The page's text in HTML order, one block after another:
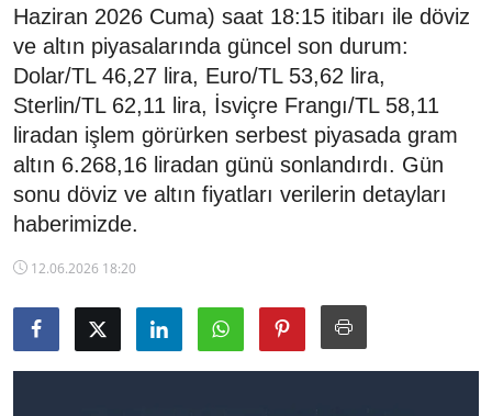
Çeviriciler
TCMB Kurları
Emtia Fiyatları
Kapalı Çarşı
Haziran 2026 Cuma) saat 18:15 itibarı ile döviz
ve altın piyasalarında güncel son durum:
Dolar/TL 46,27 lira, Euro/TL 53,62 lira,
Sterlin/TL 62,11 lira, İsviçre Frangı/TL 58,11
liradan işlem görürken serbest piyasada gram
altın 6.268,16 liradan günü sonlandırdı. Gün
sonu döviz ve altın fiyatları verilerin detayları
haberimizde.
12.06.2026 18:20